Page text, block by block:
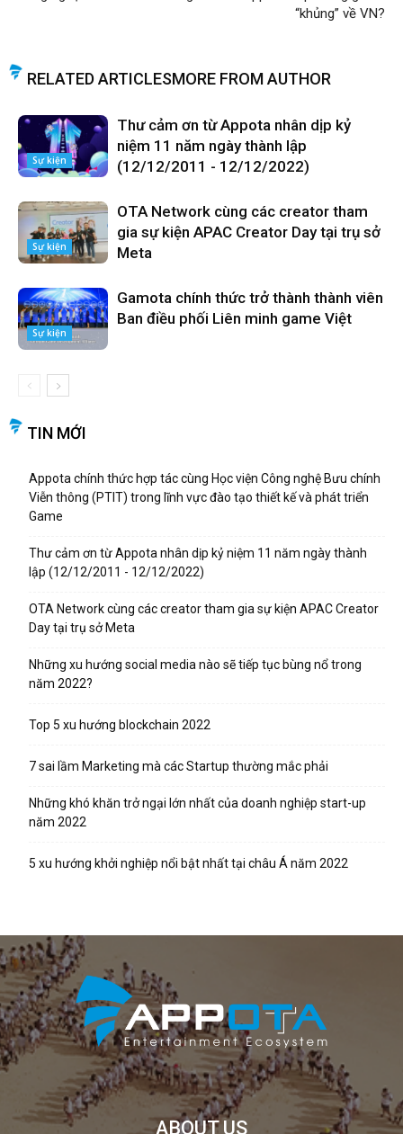
“khủng” về VN?
RELATED ARTICLESMORE FROM AUTHOR
Sự kiện
Thư cảm ơn từ Appota nhân dịp kỷ
niệm 11 năm ngày thành lập
(12/12/2011 - 12/12/2022)
Sự kiện
OTA Network cùng các creator tham
gia sự kiện APAC Creator Day tại trụ sở
Meta
Sự kiện
Gamota chính thức trở thành thành viên
Ban điều phối Liên minh game Việt
TIN MỚI
Appota chính thức hợp tác cùng Học viện Công nghệ Bưu chính
Viễn thông (PTIT) trong lĩnh vực đào tạo thiết kế và phát triển
Game
Thư cảm ơn từ Appota nhân dịp kỷ niệm 11 năm ngày thành
lập (12/12/2011 - 12/12/2022)
OTA Network cùng các creator tham gia sự kiện APAC Creator
Day tại trụ sở Meta
Những xu hướng social media nào sẽ tiếp tục bùng nổ trong
năm 2022?
Top 5 xu hướng blockchain 2022
7 sai lầm Marketing mà các Startup thường mắc phải
Những khó khăn trở ngại lớn nhất của doanh nghiệp start-up
năm 2022
5 xu hướng khởi nghiệp nổi bật nhất tại châu Á năm 2022
ABOUT US